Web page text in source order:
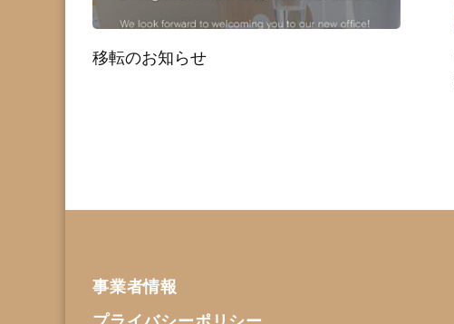
移転のお知らせ
事業者情報